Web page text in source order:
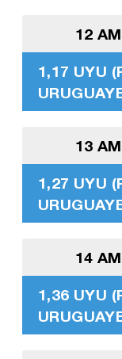
12
1,17 UYU
13
1,27 UYU
14
1,36 UYU